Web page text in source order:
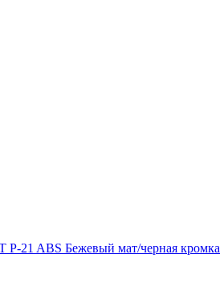
21 ABS Бежевый мат/черная кромка